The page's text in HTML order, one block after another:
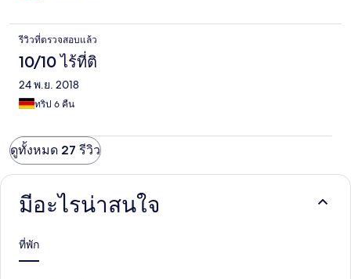
รีวิวที่ตรวจสอบแล้ว
10/10 ไร้ที่ติ
24 พ.ย. 2018
ทริป 6 คืน
ดูทั้งหมด 27 รีวิว
มีอะไรน่าสนใจ
ที่พัก